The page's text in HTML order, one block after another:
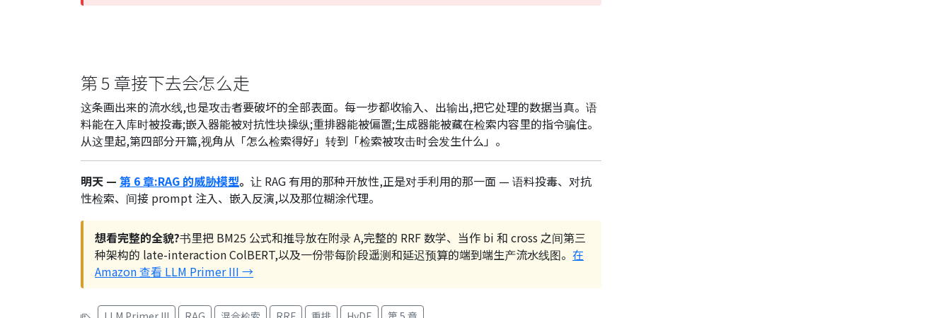
第 5 章接下去会怎么走
这条画出来的流水线,也是攻击者要破坏的全部表面。每一步都收输入、出输出,把它处理的数据当真。语
料能在入库时被投毒;嵌入器能被对抗性块操纵;重排器能被偏置;生成器能被藏在检索内容里的指令骗住。
从这里起,第四部分开篇,视角从「怎么检索得好」转到「检索被攻击时会发生什么」。
明天 — 第 6 章:RAG 的威胁模型。 让 RAG 有用的那种开放性,正是对手利用的那一面 — 语料投毒、对抗
性检索、间接 prompt 注入、嵌入反演,以及那位糊涂代理。
想看完整的全貌?书里把 BM25 公式和推导放在附录 A,完整的 RRF 数学、当作 bi 和 cross 之间第三
种架构的 late-interaction ColBERT,以及一份带每阶段遥测和延迟预算的端到端生产流水线图。 在
Amazon 查看 LLM Primer III →